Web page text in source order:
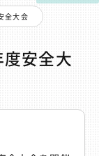
全大会
安全大